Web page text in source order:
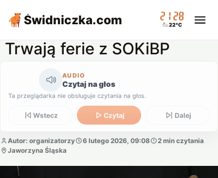
Świdniczka.com 21:28
22°C
Trwają ferie z SOKiBP
AUDIO
Czytaj na głos
Ta przeglądarka nie obsługuje czytania na głos.
Wstecz Czytaj Dalej
Autor: organizatorzy 6 lutego 2026, 09:08
2 min czytania
Jaworzyna Śląska